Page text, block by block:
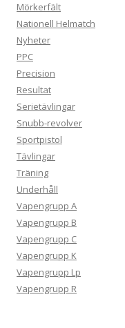
Mörkerfält
Nationell Helmatch
Nyheter
PPC
Precision
Resultat
Serietävlingar
Snubb-revolver
Sportpistol
Tävlingar
Träning
Underhåll
Vapengrupp A
Vapengrupp B
Vapengrupp C
Vapengrupp K
Vapengrupp Lp
Vapengrupp R